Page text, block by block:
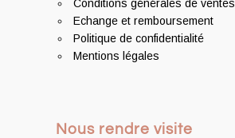
Conditions générales de ventes
Echange et remboursement
Politique de confidentialité
Mentions légales
Nous rendre visite